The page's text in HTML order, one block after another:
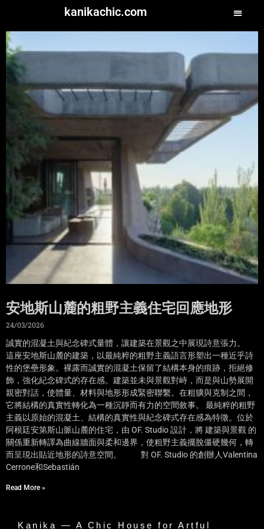
kanikachic.com
安地斯山麓的粗野主義住宅回應地形
24/03/2026
誠實的混凝土與紀念碑式量體，讓建築在景觀之中展現詩意張力。
這座安地斯山麓的建築，以最純粹的粗野主義語言形塑出一種近乎詩
性的堡壘形象。裸露而誠實的混凝土保留了結構本身的痕跡，拒絕修
飾，強化紀念碑式的存在感。建築並未與景觀對峙，而是與山勢展開
親密對話，使體量、材料與地形形成緊密聯繫。在粗獷與克制之間，
它將結構的真實性轉化為一種沉靜而有力的空間敘事。 最純粹的粗野
主義以原始的混凝土、結構的真實性與紀念碑式存在感為特徵。位於
阿根廷安第斯山脈山麓的住宅，由 OF. Studio 設計，將 建築與景觀 的
關係重新轉譯為曲線牆面與柔和邊界，使粗野主義擺脫僵硬幾何，轉
而呈現出貼近地形的詩意空間。 對 OF. Studio 的創辦人Valentina
Cerrone和Sebastián
Read More »
Kanika — A Chic House for Artful